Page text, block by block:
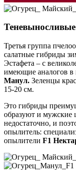
Третья группа
салатные гибриды
Эстафета – с
имеющие аналогов в
Манул. Зеленцы
15-20 см.
Это гибриды
образуют и мужские
недостаточно, и
опылитель:
опылители F1